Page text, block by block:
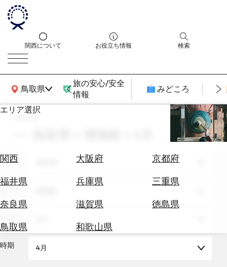
関西について お役立ち情報 検索
鳥取県
関西広域MAP
旅の安心/安全
情報
みどころ
エリア選択
関西 大阪府
京都府
福井県
兵庫県
三重県
奈良県
滋賀県
徳島県
鳥取県
和歌山県
エ
券
テ
を
search
エリア
テーマ
時期 4月